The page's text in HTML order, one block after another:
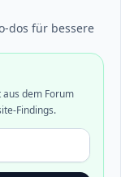
dos für bessere
dem Forum
Findings.